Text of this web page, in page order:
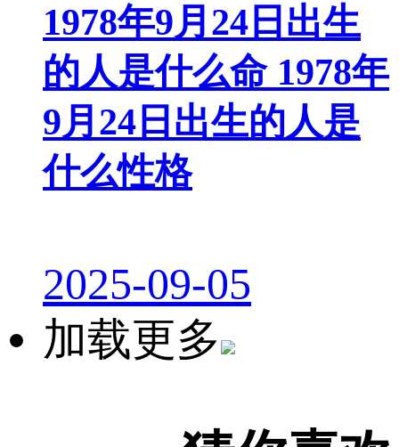
1978年9月24日出生
的人是什么命 1978年
9月24日出生的人是
什么性格
2025-09-05
加载更多